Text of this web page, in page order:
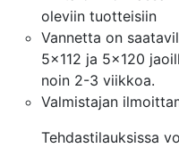
oleviin tuotteisiin
Vannetta on
5x112 ja 5x120
noin 2-3 viikkoa.
Valmistajan
Tehdastilauksissa